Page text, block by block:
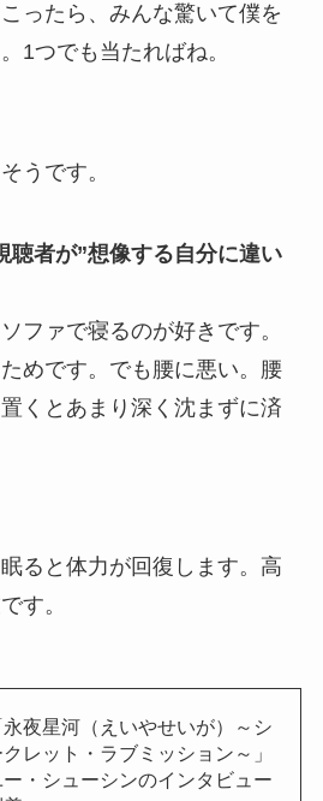
ったら、みんな驚いて僕を
1つでも当たればね。
うです。
聴者が”想像する自分に違い
ファで寝るのが好きです。
めです。でも腰に悪い。腰
くとあまり深く沈まずに済
ると体力が回復します。高
す。
永夜星河（えいやせいが）～シ
クレット・ラブミッション～」
・シューシンのインタビュー